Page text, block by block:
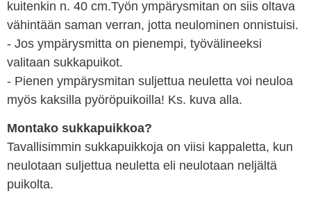
kuitenkin n. 40 cm.Työn ympärysmitan on siis oltava
vähintään saman verran, jotta neulominen onnistuisi.
- Jos ympärysmitta on pienempi, työvälineeksi
valitaan sukkapuikot.
- Pienen ympärysmitan suljettua neuletta voi neuloa
myös kaksilla pyöröpuikoilla! Ks. kuva alla.
Montako sukkapuikkoa?
Tavallisimmin sukkapuikkoja on viisi kappaletta, kun
neulotaan suljettua neuletta eli neulotaan neljältä
puikolta.